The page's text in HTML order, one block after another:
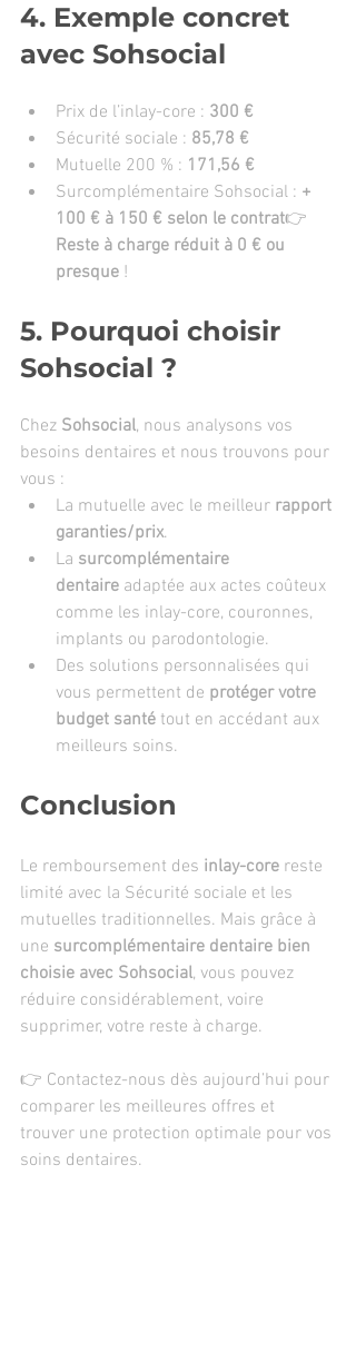
4. Exemple concret
avec Sohsocial
Prix de l’inlay-core : 300 €
Sécurité sociale : 85,78 €
Mutuelle 200 % : 171,56 €
Surcomplémentaire Sohsocial : +
100 € à 150 € selon le contrat👉
Reste à charge réduit à 0 € ou
presque !
5. Pourquoi choisir
Sohsocial ?
Chez Sohsocial, nous analysons vos
besoins dentaires et nous trouvons pour
vous :
La mutuelle avec le meilleur rapport
garanties/prix.
La surcomplémentaire
dentaire adaptée aux actes coûteux
comme les inlay-core, couronnes,
implants ou parodontologie.
Des solutions personnalisées qui
vous permettent de protéger votre
budget santé tout en accédant aux
meilleurs soins.
Conclusion
Le remboursement des inlay-core reste
limité avec la Sécurité sociale et les
mutuelles traditionnelles. Mais grâce à
une surcomplémentaire dentaire bien
choisie avec Sohsocial, vous pouvez
réduire considérablement, voire
supprimer, votre reste à charge.
👉 Contactez-nous dès aujourd’hui pour
comparer les meilleures offres et
trouver une protection optimale pour vos
soins dentaires.